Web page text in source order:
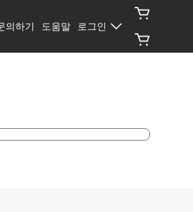
의하기 도움말 로그인